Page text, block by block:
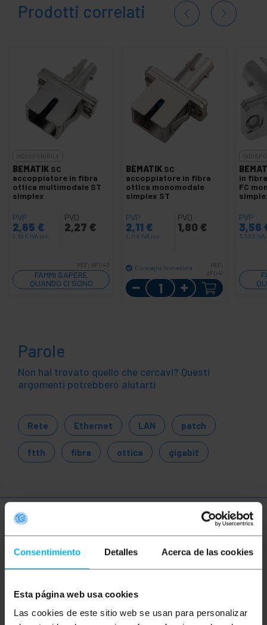
Consentimiento Detalles Acerca de las cookies
Esta página web usa cookies
Las cookies de este sitio web se usan para personalizar
Prodotti correlati
BEMATIK SC
accoppiatore in fibra
ottica multimodale ST
simplex
PVP
2,65 €
2,65 € IVA inc.
PVD
2,27 €
REF: AF043
FAMMI SAPERE
QUANDO CI SONO
SCORTE
BEMATIK SC
accoppiatore in fibra
ottica monomodale
simplex ST
PVP
2,11 €
2,11 € IVA inc.
PVD
1,80 €
Consegna immediata
REF:
AF041
Quantità
in
FC
PVP
3,56
3,56 €
Parole
Non hai trovato quello che cercavi? Questi
argomenti potrebbero aiutarti
Rete Ethernet LAN patch
ftth fibra ottica gigabit
Ulteriori informazioni
Descrizione
Accoppiatore in fibra ottica ST progettato per unire
cavi simplex monomodali con la minima perdita